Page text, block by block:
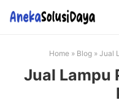
Home» Blog» Jual
Jual Lampu